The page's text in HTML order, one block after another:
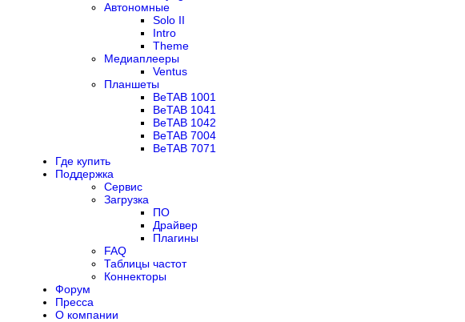
Автономные
Solo II
Intro
Theme
Медиаплееры
Ventus
Планшеты
BeTAB 1001
BeTAB 1041
BeTAB 1042
BeTAB 7004
BeTAB 7071
Где купить
Поддержка
Сервис
Загрузка
ПО
Драйвер
Плагины
FAQ
Таблицы частот
Коннекторы
Форум
Пресса
О компании